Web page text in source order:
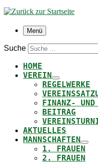
Menü
Suche
HOME
VEREIN
REGELWERKE
FINANZ- UND
BEITRAG
AKTUELLES
MANNSCHAFTEN
1. FRAUEN
2. FRAUEN